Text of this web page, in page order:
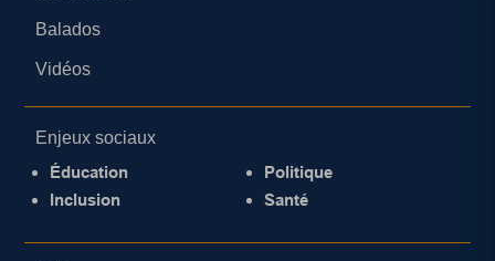
Balados
Vidéos
Enjeux sociaux
Éducation
Inclusion
Politique
Santé